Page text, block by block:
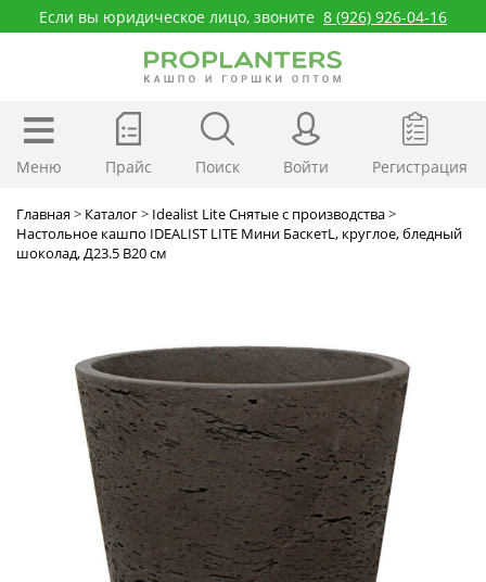
Если вы юридическое лицо, звоните 8 (926) 926-04-16
Меню Прайс Поиск Войти Регистрация
Главная> Каталог> Idealist Lite Снятые с производства>
Настольное кашпо IDEALIST LITE Мини БаскетL, круглое, бледный
шоколад, Д23.5 В20 см